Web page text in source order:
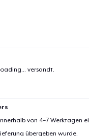
versandt.
von 4–7 Werktagen
übergeben wurde.